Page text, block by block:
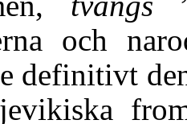
och
definitivt